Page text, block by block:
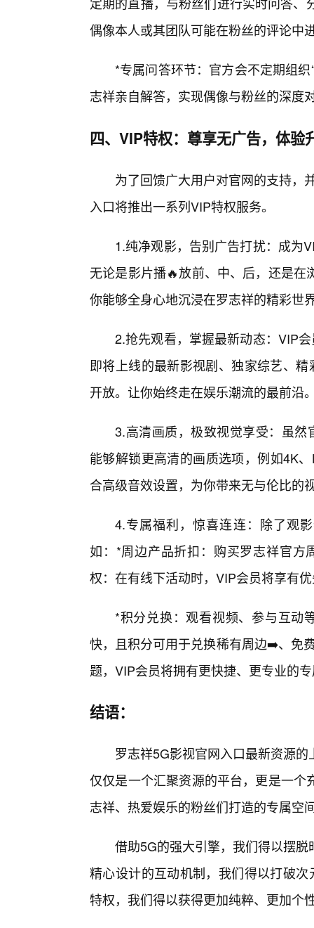
偶像本人或其团队可能在粉丝的评论中
*专属问答环节：官方会不定期组
志祥亲自解答，实现偶像与粉丝的深度
四、VIP特权：尊享无广告，体验
为了回馈广大用户对官网的支持，
入口将推出一系列VIP特权服务。
1.纯净观影，告别广告打扰：成为
无论是影片播🔥放前、中、后，还是
你能够全身心地沉浸在罗志祥的精彩世
2.抢先观看，掌握最新动态：VIP
即将上线的最新影视剧、独家综艺、
开放。让你始终走在娱乐潮流的最前沿
3.高清画质，极致视觉享受：虽
能够解锁更高清的画质选项，例如4K
合高级音效设置，为你带来无与伦比的
4.专属福利，惊喜连连：除了观
如：*周边产品折扣：购买罗志祥官方
权：在有线下活动时，VIP会员将享有
*积分兑换：观看视频、参与互动
快，且积分可用于兑换稀有周边➡️、免
题，VIP会员将拥有更快捷、更专业的
结语：
罗志祥5G影视官网入口最新资源
仅仅是一个汇聚资源的平台，更是一
志祥、热爱娱乐的粉丝们打造的专属空
借助5G的强大引擎，我们得以摆
精心设计的互动机制，我们得以打破
特权，我们得以获得更加纯粹、更加个